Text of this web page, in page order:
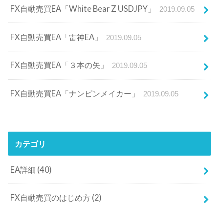
FX自動売買EA「White Bear Z USDJPY」 2019.09.05
FX自動売買EA「雷神EA」 2019.09.05
FX自動売買EA「３本の矢」 2019.09.05
FX自動売買EA「ナンピンメイカー」 2019.09.05
カテゴリ
EA詳細 (40)
FX自動売買のはじめ方 (2)